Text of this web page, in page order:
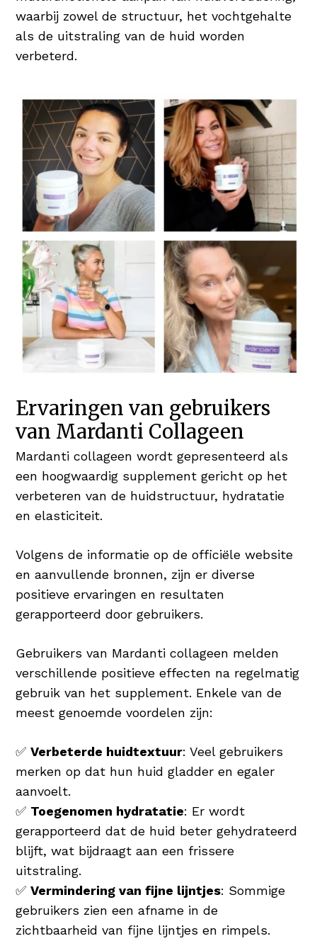
waarbij zowel de structuur, het vochtgehalte
als de uitstraling van de huid worden
verbeterd.
Ervaringen van gebruikers
van Mardanti Collageen
Mardanti collageen wordt gepresenteerd als
een hoogwaardig supplement gericht op het
verbeteren van de huidstructuur, hydratatie
en elasticiteit.
Volgens de informatie op de officiële website
en aanvullende bronnen, zijn er diverse
positieve ervaringen en resultaten
gerapporteerd door gebruikers.
Gebruikers van Mardanti collageen melden
verschillende positieve effecten na regelmatig
gebruik van het supplement. Enkele van de
meest genoemde voordelen zijn:
✅Verbeterde huidtextuur: Veel gebruikers
merken op dat hun huid gladder en egaler
aanvoelt.
✅ Toegenomen hydratatie: Er wordt
gerapporteerd dat de huid beter gehydrateerd
blijft, wat bijdraagt aan een frissere
uitstraling.
✅Vermindering van fijne lijntjes: Sommige
gebruikers zien een afname in de
zichtbaarheid van fijne lijntjes en rimpels.